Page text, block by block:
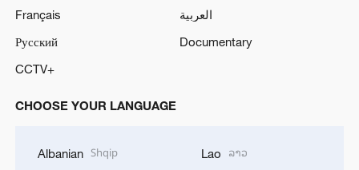
Français
العربية
Русский
Documentary
CCTV+
CHOOSE YOUR LANGUAGE
Albanian Shqip Lao ລາວ